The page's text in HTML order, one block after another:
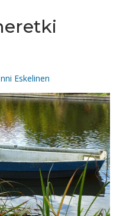
Eskelinen